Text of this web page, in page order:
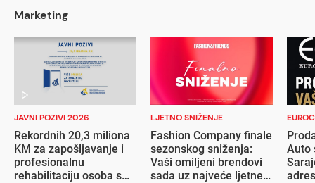
Marketing
JAVNI POZIVI 2026
Rekordnih 20,3 miliona
KM za zapošljavanje i
profesionalnu
rehabilitaciju osoba s
LJETNO SNIŽENJE
Fashion Company finale
sezonskog sniženja:
Vaši omiljeni brendovi
sada uz najveće ljetne
Auto